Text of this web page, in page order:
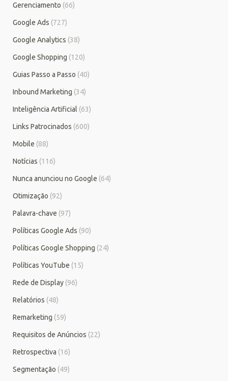
Gerenciamento (66)
Google Ads (727)
Google Analytics (38)
Google Shopping (120)
Guias Passo a Passo (40)
Inbound Marketing (34)
Inteligência Artificial (63)
Links Patrocinados (600)
Mobile (88)
Notícias (116)
Nunca anunciou no Google (64)
Otimização (92)
Palavra-chave (97)
Políticas Google Ads (90)
Políticas Google Shopping (24)
Políticas YouTube (15)
Rede de Display (96)
Relatórios (48)
Remarketing (59)
Requisitos de Anúncios (22)
Retrospectiva (16)
Segmentação (49)